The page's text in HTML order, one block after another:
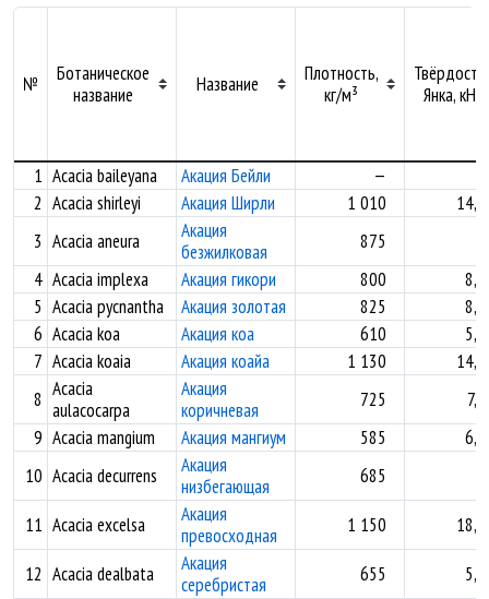
№
Ботаническое
название
Название
Плотность,
кг/м³
Твёрдость
Янка, кН
1 Acacia baileyana Акация Бейли —
2 Acacia shirleyi Акация Ширли 1 010
3 Acacia aneura
Акация
безжилковая
875
4 Acacia implexa Акация гикори 800
5 Acacia pycnantha Акация золотая 825
6 Acacia koa Акация коа 610
7 Acacia koaia Акация коайа 1 130
8 Acacia
aulacocarpa
Акация
коричневая
725
9 Acacia mangium Акация мангиум 585
10 Acacia decurrens
Акация
низбегающая
685
11 Acacia excelsa
Акация
превосходная
1 150
12 Acacia dealbata
Акация
серебристая
655